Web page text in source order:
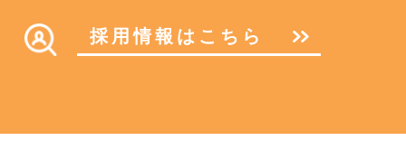
採用情報はこちら